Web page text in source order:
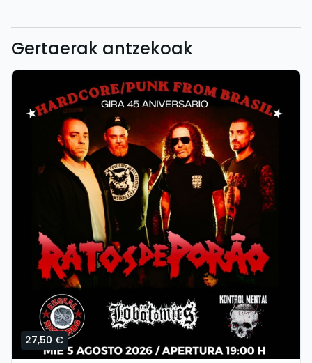
Gertaerak antzekoak
27,50 €